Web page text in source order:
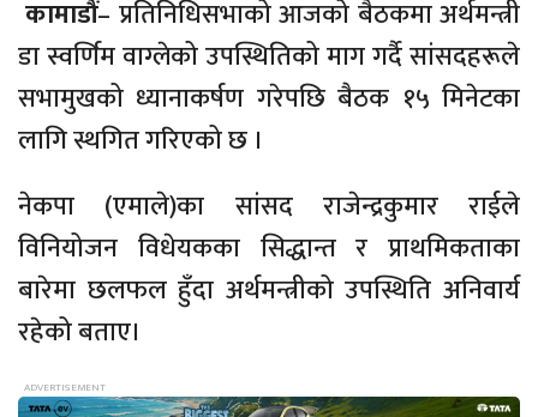
कामाडौं– प्रतिनिधिसभाको आजको बैठकमा अर्थमन्त्री
डा स्वर्णिम वाग्लेको उपस्थितिको माग गर्दै सांसदहरूले
सभामुखको ध्यानाकर्षण गरेपछि बैठक १५ मिनेटका
लागि स्थगित गरिएको छ ।
नेकपा (एमाले)का सांसद राजेन्द्रकुमार राईले
विनियोजन विधेयकका सिद्धान्त र प्राथमिकताका
बारेमा छलफल हुँदा अर्थमन्त्रीको उपस्थिति अनिवार्य
रहेको बताए।